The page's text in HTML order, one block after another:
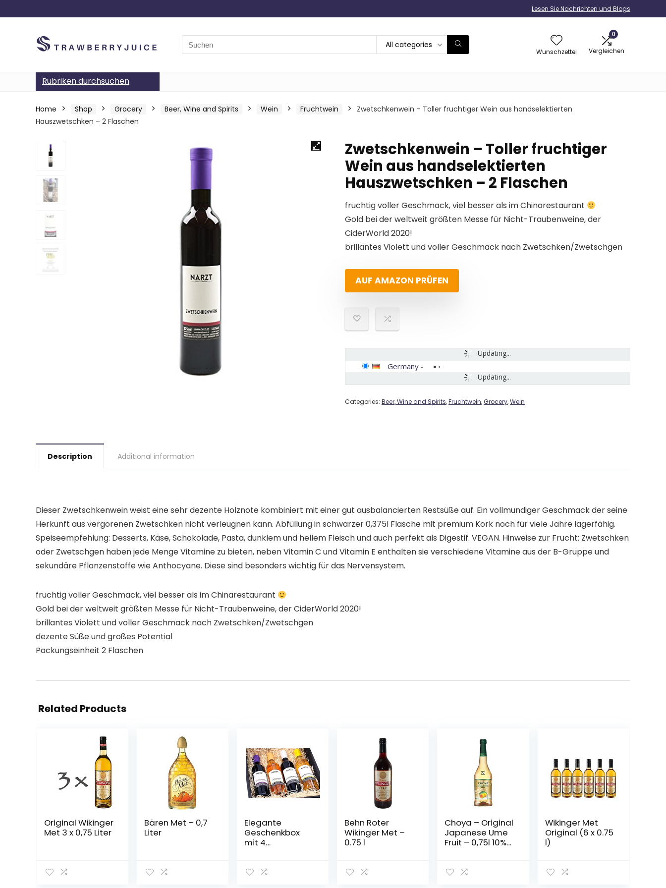
Lesen Sie Nachrichten und Blogs
Search
for:
All categories
Wunschzettel
0
Vergleichen
Rubriken durchsuchen
Home Shop Grocery Beer, Wine and Spirits Wein Fruchtwein
Zwetschkenwein – Toller fruchtiger Wein aus handselektierten
Hauszwetschken – 2 Flaschen
Zwetschkenwein – Toller fruchtiger
Wein aus handselektierten
Hauszwetschken – 2 Flaschen
fruchtig voller Geschmack, viel besser als im Chinarestaurant
Gold bei der weltweit größten Messe für Nicht-Traubenweine, der
CiderWorld 2020!
brillantes Violett und voller Geschmack nach Zwetschken/Zwetschgen
AUF AMAZON PRÜFEN
Updating...
Updating...
Germany -
Categories: Beer, Wine and Spirits,Fruchtwein,Grocery,Wein
Description Additional information
Dieser Zwetschkenwein weist eine sehr dezente Holznote kombiniert mit einer gut ausbalancierten Restsüße auf. Ein vollmundiger Geschmack der seine
Herkunft aus vergorenen Zwetschken nicht verleugnen kann. Abfüllung in schwarzer 0,375l Flasche mit premium Kork noch für viele Jahre lagerfähig.
Speiseempfehlung: Desserts, Käse, Schokolade, Pasta, dunklem und hellem Fleisch und auch perfekt als Digestif. VEGAN. Hinweise zur Frucht: Zwetschken
oder Zwetschgen haben jede Menge Vitamine zu bieten, neben Vitamin C und Vitamin E enthalten sie verschiedene Vitamine aus der B-Gruppe und
sekundäre Pflanzenstoffe wie Anthocyane. Diese sind besonders wichtig für das Nervensystem.
fruchtig voller Geschmack, viel besser als im Chinarestaurant
Gold bei der weltweit größten Messe für Nicht-Traubenweine, der CiderWorld 2020!
brillantes Violett und voller Geschmack nach Zwetschken/Zwetschgen
dezente Süße und großes Potential
Packungseinheit 2 Flaschen
Related Products
Original Wikinger
Met 3 x 0,75 Liter
Bären Met – 0,7
Liter
Elegante
Geschenkbox
mit 4
Quitte,
Behn Roter
Wikinger Met –
0.75 l
Choya – Original
Japanese Ume
Fruit – 0,75l 10%
Wikinger Met
Original (6 x 0.75
l)